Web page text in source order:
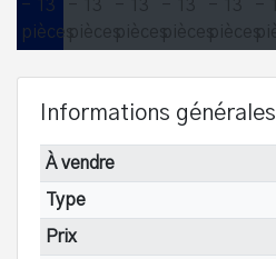
Informations générales
À vendre
Type
Prix